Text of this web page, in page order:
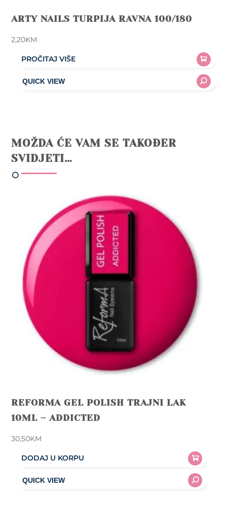
ARTY NAILS TURPIJA RAVNA 100/180
2,20KM
PROČITAJ VIŠE
MOŽDA ĆE VAM SE TAKOĐER
SVIDJETI…
REFORMA GEL POLISH TRAJNI LAK
10ML – ADDICTED
30,50KM
DODAJ U KORPU